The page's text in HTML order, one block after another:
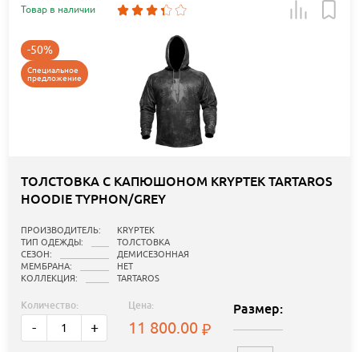
Товар в наличии
-50%
Специальное
предложение
ТОЛСТОВКА С КАПЮШОНОМ KRYPTEK TARTAROS
HOODIE TYPHON/GREY
ПРОИЗВОДИТЕЛЬ:
KRYPTEK
ТИП ОДЕЖДЫ:
ТОЛСТОВКА
СЕЗОН:
ДЕМИСЕЗОННАЯ
МЕМБРАНА:
НЕТ
КОЛЛЕКЦИЯ:
TARTAROS
Количество:
- +
Цена:
11 800.00
Размер: